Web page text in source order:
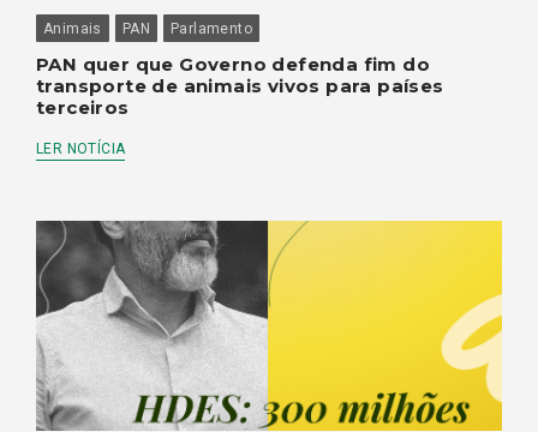
Animais PAN Parlamento
PAN quer que Governo defenda fim do
transporte de animais vivos para países
terceiros
LER NOTÍCIA